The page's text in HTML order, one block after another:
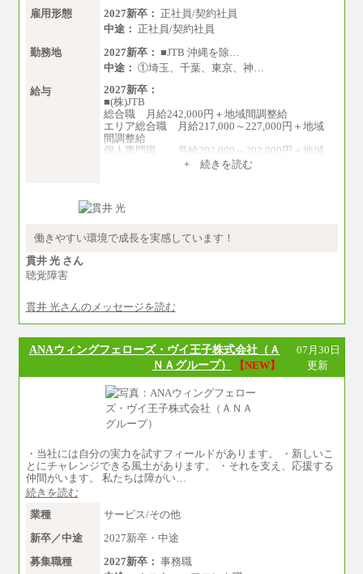
雇用形態 2027新卒： 正社員/契約社員
中途： 正社員/契約社員
勤務地
2027新卒： ■JTB 沖縄を除…
中途： ①埼玉、千葉、東京、神…
給与
2027新卒：
■(株)JTB
総合職 月給242,000円＋地域間調整給
エリア総合職 月給217,000～227,000円＋地域
間調整給
個人専門職 月給202,000～202,000円＋地域
■(株)JTB商事
エリア総合職 月給180,000～205,000円＋地域
了
総合職 月給271,000円
■(株)JTBビジネストラベルソリューションズ
総合職 月給220,000～230,000円＋地域間調整
間調整給
※詳細はJTBキャリアサイトよりご確認くださ
い。
総合職 月給230,000円
みなし残業手当：20,000円（一律支給）※み
なし残業手当の残業時間は10.43時間。
※超過勤務手当：残業時間については全額時
+ 続きを読む
働きやすい環境で成長を実感しています！
貫井 光 さん
聴覚障害
貫井 光さんのメッセージを読む
ANAウィングフェローズ・ヴイ王子株式会社（Ａ
ＮＡグループ）
【NEW】
07月30日
更新
・当社には自分の実力を試すフィールドがあります。 ・新しいこ
とにチャレンジできる風土があります。 ・それを支え、応援する
仲間がいます。 私たちは障がい…
続きを読む
業種
サービス/その他
新卒／中途
2027新卒・中途
募集職種
2027新卒： 事務職